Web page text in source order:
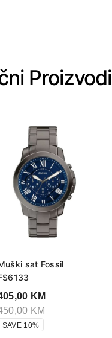
Proizvodi
sat Fossil
KM
KM
SAVE 10%